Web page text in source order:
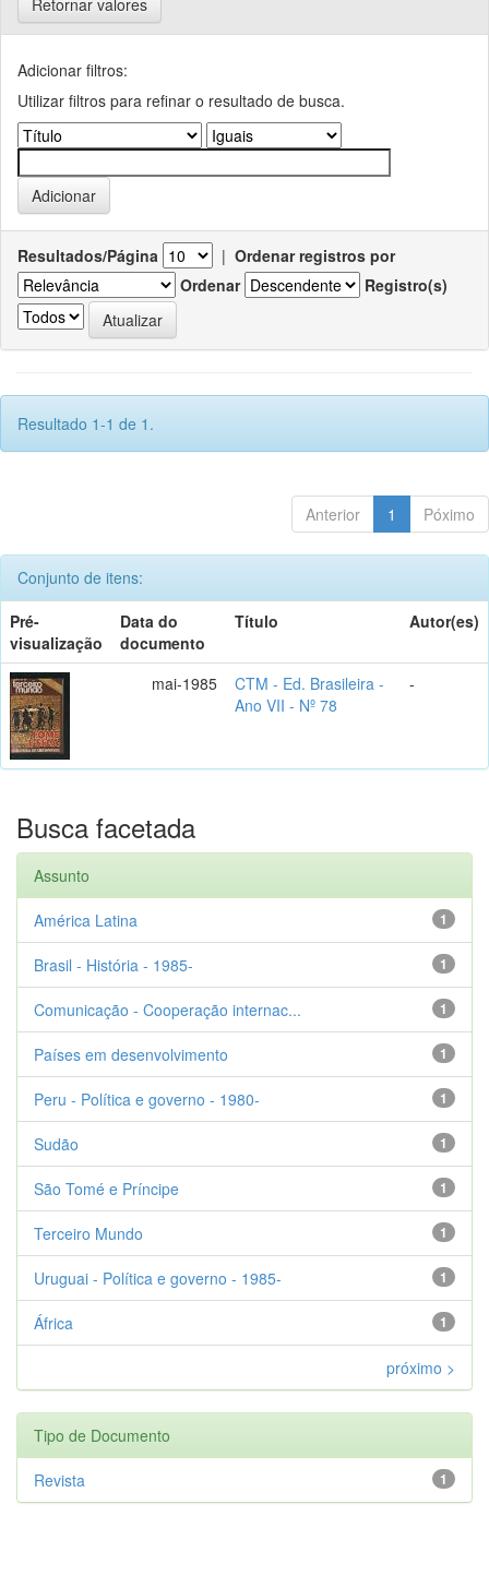
Adicionar filtros:
Utilizar filtros para refinar o resultado de busca.
Resultados/Página | Ordenar registros por
Ordenar
Registro(s)
Resultado 1-1 de 1.
Anterior 1 Póximo
Conjunto de itens:
Pré-
visualização
Data do
documento
Título Autor(es)
mai-1985
CTM - Ed. Brasileira -
Ano VII - Nº 78
-
Busca facetada
Assunto
1
América Latina
1
Brasil - História - 1985-
1
Comunicação - Cooperação internac...
1
Países em desenvolvimento
1
Peru - Política e governo - 1980-
1
Sudão
1
São Tomé e Príncipe
1
Terceiro Mundo
1
Uruguai - Política e governo - 1985-
1
África
próximo >
Tipo de Documento
1
Revista